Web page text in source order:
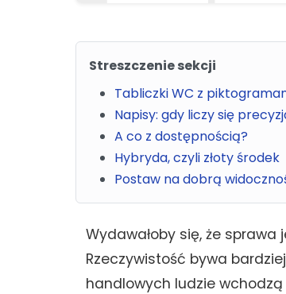
Streszczenie sekcji
Tabliczki WC z
Napisy: gdy liczy się
A co z dostępnością?
Hybryda, czyli złoty środek
Postaw na dobrą
Wydawałoby się, że
Rzeczywistość bywa
handlowych ludzie wchodzą